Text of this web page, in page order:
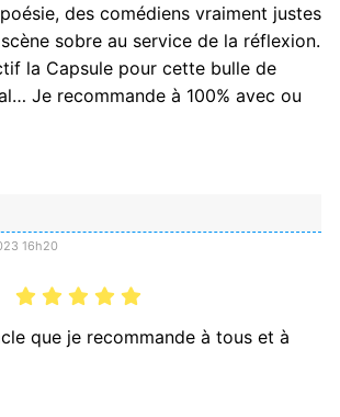
des comédiens vraiment justes
sobre au service de la réflexion.
la Capsule pour cette bulle de
Je recommande à 100% avec ou
16h20
que je recommande à tous et à